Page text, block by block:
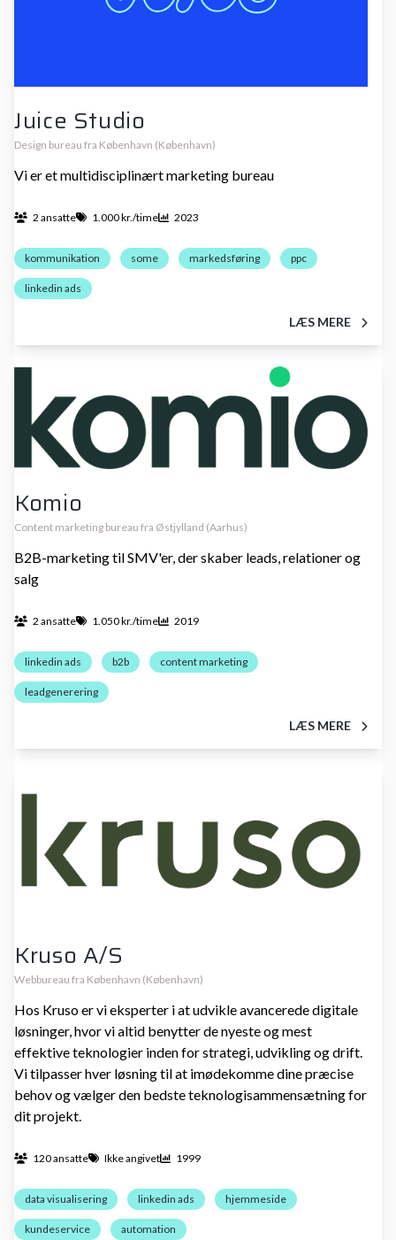
Juice Studio
Design bureau fra København (København)
Vi er et multidisciplinært marketing bureau
2 ansatte 1.000 kr./time 2023
kommunikation some markedsføring ppc
linkedin ads
LÆS MERE
Komio
Content marketing bureau fra Østjylland (Aarhus)
B2B-marketing til SMV'er, der skaber leads, relationer og
salg
2 ansatte 1.050 kr./time 2019
linkedin ads b2b content marketing
leadgenerering
LÆS MERE
Kruso A/S
Webbureau fra København (København)
Hos Kruso er vi eksperter i at udvikle avancerede digitale
løsninger, hvor vi altid benytter de nyeste og mest
effektive teknologier inden for strategi, udvikling og drift.
Vi tilpasser hver løsning til at imødekomme dine præcise
behov og vælger den bedste teknologisammensætning for
dit projekt.
120 ansatte Ikke angivet 1999
data visualisering linkedin ads hjemmeside
kundeservice automation